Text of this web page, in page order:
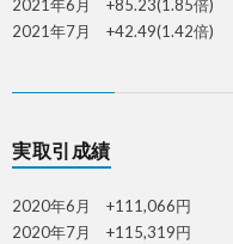
2021年6月 +85.23(1.85倍)
2021年7月 +42.49(1.42倍)
実取引成績
2020年6月 +111,066円
2020年7月 +115,319円